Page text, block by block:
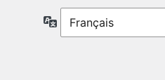
Langue